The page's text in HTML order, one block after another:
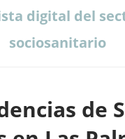
digital del
sociosanitario
de